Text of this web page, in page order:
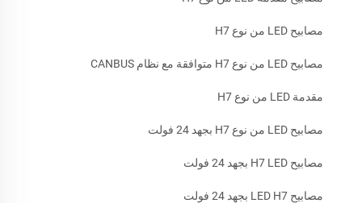
مصابيح LED من نوع H7
مصابيح LED من نوع H7 متوافقة مع نظام CANBUS
مقدمة LED من نوع H7
مصابيح LED من نوع H7 بجهد 24 فولت
مصابيح H7 LED بجهد 24 فولت
مصابيح LED H7 بجهد 24 فولت